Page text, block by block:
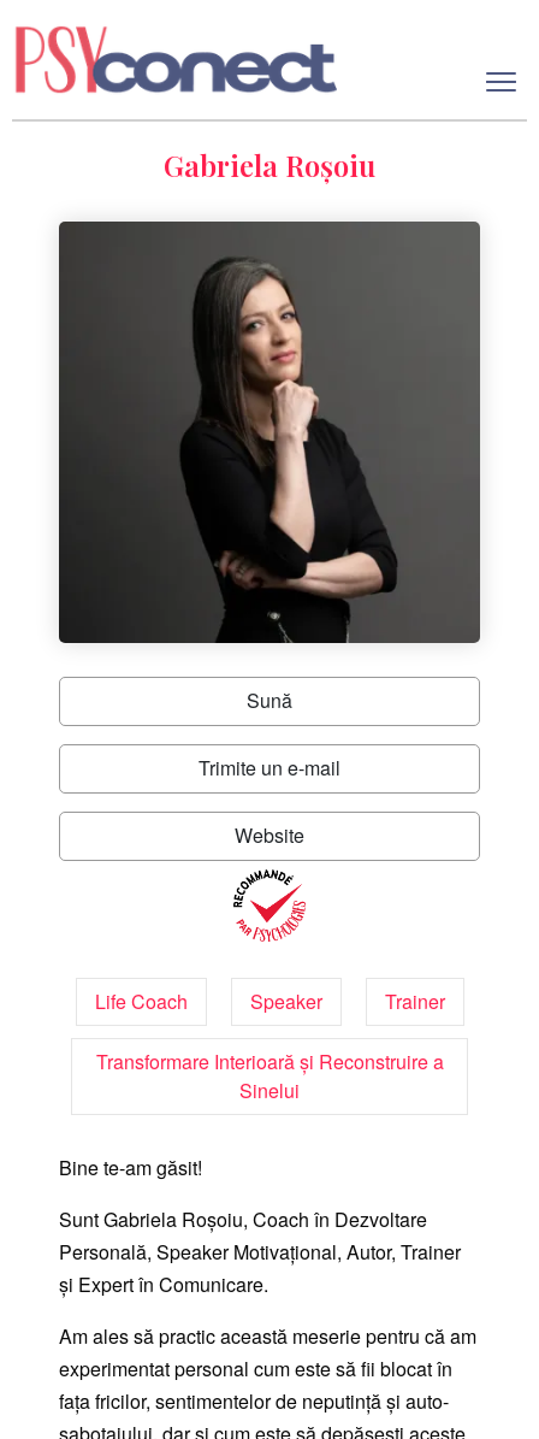
Gabriela Roșoiu
Sună
Trimite un e-mail
Website
Life Coach Speaker Trainer
Transformare Interioară și Reconstruire a
Sinelui
Bine te-am găsit!
Sunt Gabriela Roșoiu, Coach în Dezvoltare
Personală, Speaker Motivațional, Autor, Trainer
și Expert în Comunicare.
Am ales să practic această meserie pentru că am
experimentat personal cum este să fii blocat în
fața fricilor, sentimentelor de neputință și auto-